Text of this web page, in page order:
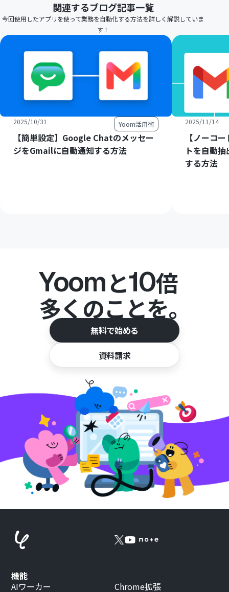
関連するブログ記事一覧
今回使用したアプリを使って業務を自動化する方法を詳しく解説していま
す！
2025/10/31 Yoom活用術
【簡単設定】Google Chatのメッセー
ジをGmailに自動通知する方法
2025/11/14
【ノーコ
トを自動
する方法
Yoomと10倍
多くのことを。
無料で始める
資料請求
機能
AIワーカー
Chrome拡張